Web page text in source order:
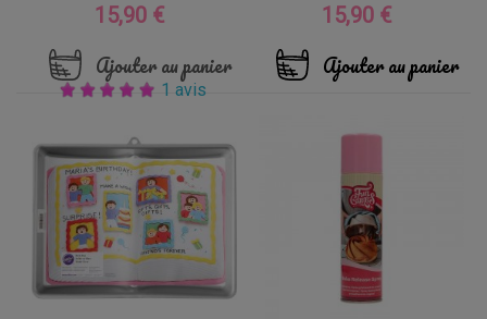
Prix
15,90 €
Ajouter au panier
1 avis
Prix
15,90 €
Ajouter au panier